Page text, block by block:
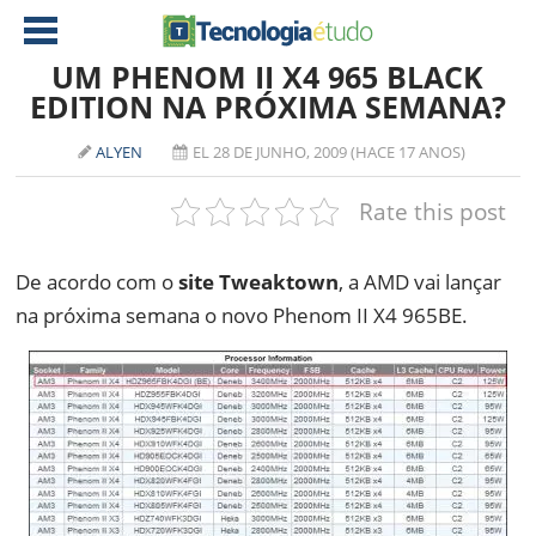
AMD
ATI
NVIDIA
SOFTWARE
NOTEBOOKS
TABLETS
IOS
NOKIA
JOGOS
DOWNLOADS
ANÁLISE
UM PHENOM II X4 965 BLACK
EDITION NA PRÓXIMA SEMANA?
ALYEN EL 28 DE JUNHO, 2009 (HACE 17 ANOS)
Rate this post
De acordo com osite Tweaktown, a AMD vai lançar
na próxima semana o novo Phenom II X4 965BE.